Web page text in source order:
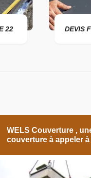
DEVIS FUITE
WELS Couverture ,
couverture à appeler